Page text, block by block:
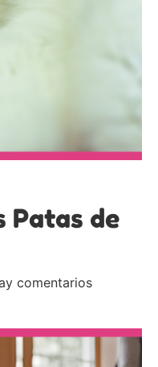
Patas de
comentarios